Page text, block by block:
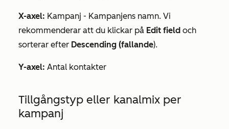
X-axel: Kampanj - Kampanjens namn. Vi
rekommenderar att du klickar på Edit field och
sorterar efter Descending (fallande).
Y-axel: Antal kontakter
Tillgångstyp eller kanalmix per
kampanj